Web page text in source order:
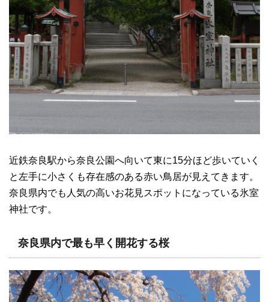
近鉄奈良駅から奈良公園へ向いて東に15分ほど歩いていく
と左手に小さくも存在感のある赤い鳥居が見えてきます。
奈良県内でも人気の高いお花見スポットになっている氷室
神社です。
奈良県内で最も早く開花する桜